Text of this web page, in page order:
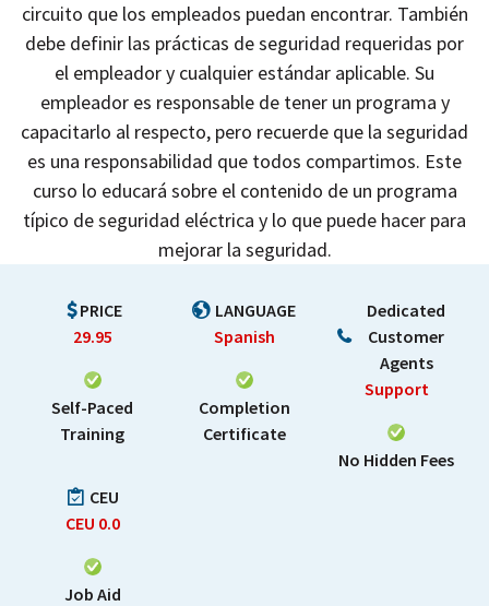
circuito que los empleados puedan encontrar. También
debe definir las prácticas de seguridad requeridas por
el empleador y cualquier estándar aplicable. Su
empleador es responsable de tener un programa y
capacitarlo al respecto, pero recuerde que la seguridad
es una responsabilidad que todos compartimos. Este
curso lo educará sobre el contenido de un programa
típico de seguridad eléctrica y lo que puede hacer para
mejorar la seguridad.
PRICE
29.95
Self-Paced
Training
LANGUAGE
Spanish
Completion
Certificate
Dedicated
Customer
Agents
Support
No Hidden Fees
CEU
CEU 0.0
Job Aid